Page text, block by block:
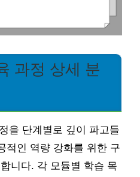
과정 상세 분
을 단계별로 깊이 파고들
적인 역량 강화를 위한 구
니다. 각 모듈별 학습 목